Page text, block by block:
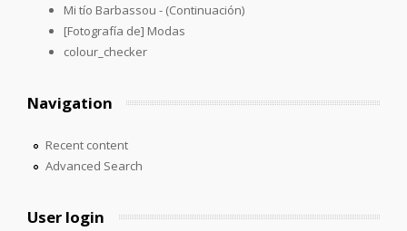
Mi tío Barbassou - (Continuación)
[Fotografía de] Modas
colour_checker
Navigation
Recent content
Advanced Search
User login